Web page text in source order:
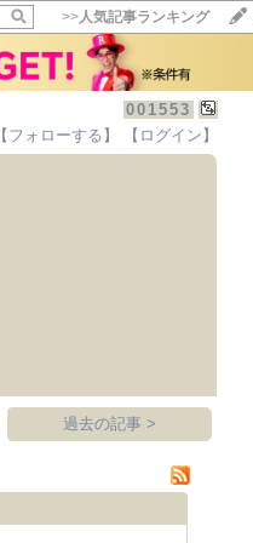
>>人気記事ランキング
001553
【フォローする】 【ログイン】
過去の記事 >